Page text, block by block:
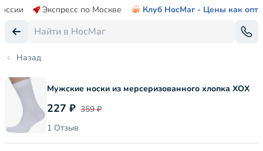
Экспресс по Москве Клуб НосМаг - Цены как опт
Назад
Мужские носки из мерсеризованного хлопка ХОХ
227 ₽ 359 ₽
1 Отзыв